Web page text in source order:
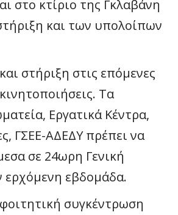
στο κτίριο της Γκλαβάνη
και των υπολοίπων
στήριξη στις επόμενες
Τα
Εργατικά Κέντρα,
ΓΣΕΕ-ΑΔΕΔΥ πρέπει να
σε 24ωρη Γενική
ερχόμενη εβδομάδα.
συγκέντρωση